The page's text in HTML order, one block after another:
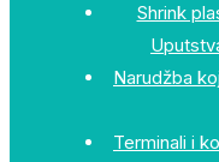
Shrink
Narudžba
Terminali i